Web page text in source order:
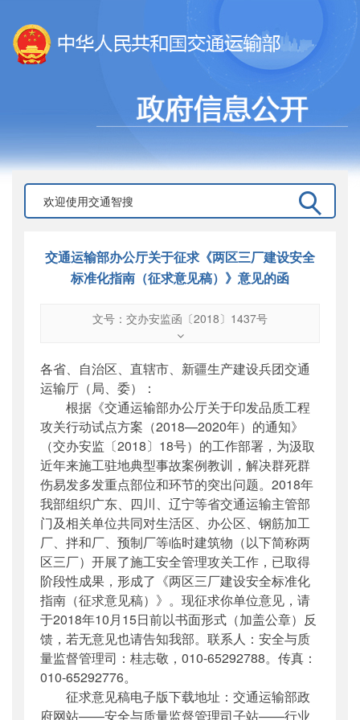
交通运输部办公厅关于征求《两区三厂建设安全
标准化指南（征求意见稿）》意见的函
文号：交办安监函〔2018〕1437号
交办安监函〔2018〕1437号
公开日期：2018年09月14日
主题词：
两区三厂;标准化指南;攻关行动
机构分类 ：安全与质量监督管理司
主题分类 ：公众参与
公文类型：部办公厅函
各省、自治区、直辖市、新疆生产建设兵团交通
运输厅（局、委）：
根据《交通运输部办公厅关于印发品质工程
攻关行动试点方案（2018—2020年）的通知》
（交办安监〔2018〕18号）的工作部署，为汲取
近年来施工驻地典型事故案例教训，解决群死群
伤易发多发重点部位和环节的突出问题。2018年
我部组织广东、四川、辽宁等省交通运输主管部
门及相关单位共同对生活区、办公区、钢筋加工
厂、拌和厂、预制厂等临时建筑物（以下简称两
区三厂）开展了施工安全管理攻关工作，已取得
阶段性成果，形成了《两区三厂建设安全标准化
指南（征求意见稿）》。现征求你单位意见，请
于2018年10月15日前以书面形式（加盖公章）反
馈，若无意见也请告知我部。联系人：安全与质
量监督管理司：桂志敬，010-65292788。传真：
010-65292776。
征求意见稿电子版下载地址：交通运输部政
府网站——安全与质量监督管理司子站——行业